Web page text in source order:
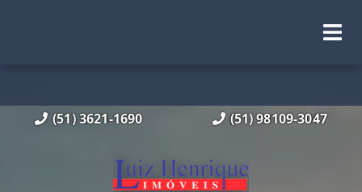
(51) 3621-1690 (51) 98109-3047